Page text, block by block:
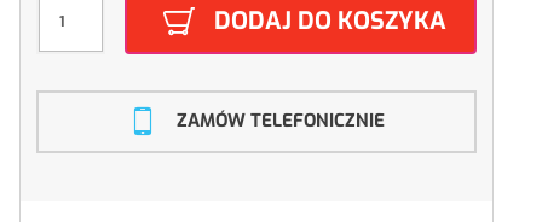
DODAJ DO KOSZYKA
ZAMÓW TELEFONICZNIE